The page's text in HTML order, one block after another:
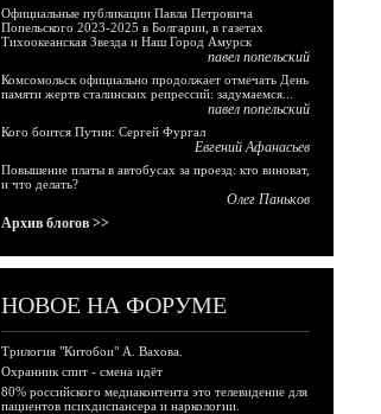
Официальные публикации Павла Петровича
Попельского 2023-2025 в Болгарии, в газетах
Тихоокеанская Звезда и Наш Город Амурск
павел попельский
Комсомольск официально продолжает отмечать День
памяти жертв сталинских репрессий: задумаемся...
павел попельский
Кого боится Путин: Сергей Фургал
Евгений Афанасьев
Повышение платы в автобусах за проезд: кто виноват,
и что делать?
Олег Паньков
Архив блогов >>
НОВОЕ НА ФОРУМЕ
Трилогия "Китобои" А. Вахова.
Охранник спит - смена идёт
80% российского медиаконтента это телевидение для
пациентов психдиспансера и наркологии.